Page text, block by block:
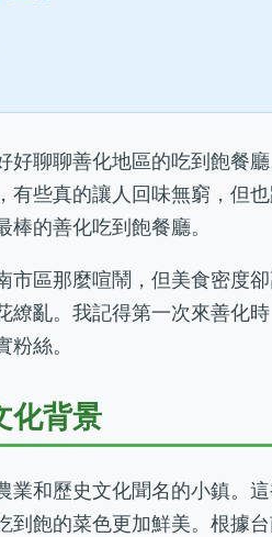
好聊聊善化地區的吃到飽餐
有些真的讓人回味無窮，但
的善化吃到飽餐廳。
區那麼喧鬧，但美食密度
繚亂。我記得第一次來善化
絲。
化背景
業和歷史文化聞名的小鎮。
到飽的菜色更加鮮美。根據